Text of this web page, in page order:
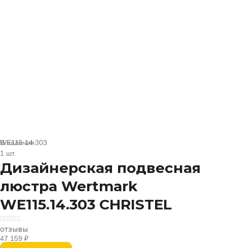
В наличии
1 шт.
Дизайнерская подвесная
люстра Wertmark
WE115.14.303 CHRISTEL
WE115.14.303
    
отзывы
47 159 ₽